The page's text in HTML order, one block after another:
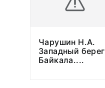
Чарушин Н.А.
Западный берег
Байкала....